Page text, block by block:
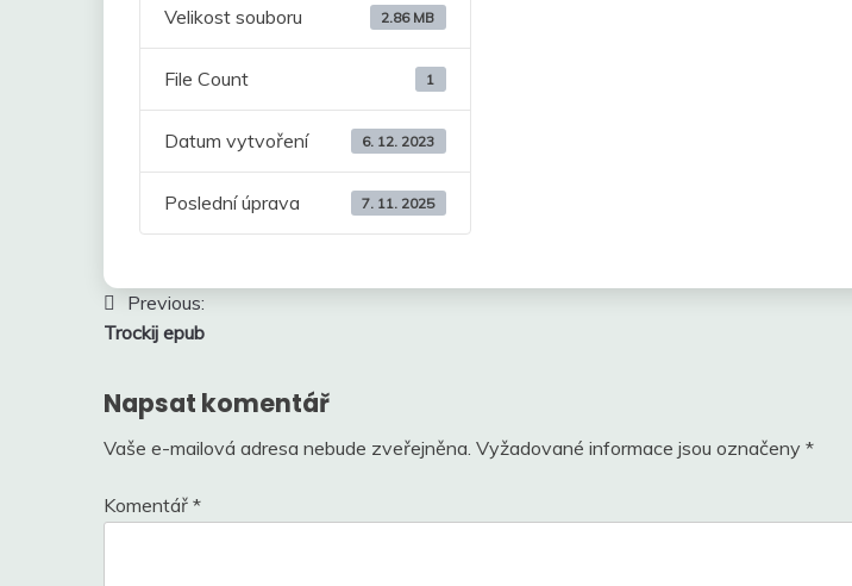
Velikost souboru 2.86 MB
File Count 1
Datum vytvoření 6. 12. 2023
Poslední úprava 7. 11. 2025
Navigace
pro
Previous:
Trockij epub
Napsat komentář
Vaše e-mailová adresa nebude zveřejněna. Vyžadované informace jsou označeny *
Komentář *